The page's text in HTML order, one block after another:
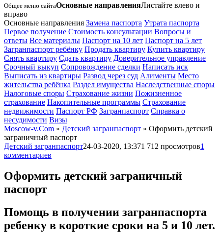
Общее меню сайтаОсновные направленияЛистайте влево и
вправо
Основные направления Замена паспорта Утрата паспорта
Первое получение Стоимость консультации Вопросы и
ответы Все материалы Паспорт на 10 лет Паспорт на 5 лет
Загранпаспорт ребёнку Продать квартиру Купить квартиру
Снять квартиру Сдать квартиру Доверительное управление
Срочный выкуп Сопровождение сделки Написать иск
Выписать из квартиры Развод через суд Алименты Место
жительства ребёнка Раздел имущества Наследственные споры
Налоговые споры Страхование жизни Пожизненное
страхование Накопительные программы Страхование
недвижимости Паспорт РФ Загранпаспорт Справка о
несудимости Визы
Moscow-v.Com » Детский загранпаспорт » Оформить детский
заграничный паспорт
Детский загранпаспорт24-03-2020, 13:371 712 просмотров1
комментариев
Оформить детский заграничный
паспорт
Помощь в получении загранпаспорта
ребенку в короткие сроки на 5 и 10 лет.